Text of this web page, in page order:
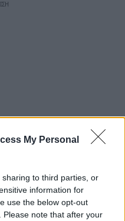
My Personal
to third parties, or
information for
use the below opt-out
note that after your